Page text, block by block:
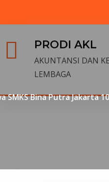
SMKS Bina Putra Jakarta
PRODI AKL
AKUNTANSI DAN
LEMBAGA